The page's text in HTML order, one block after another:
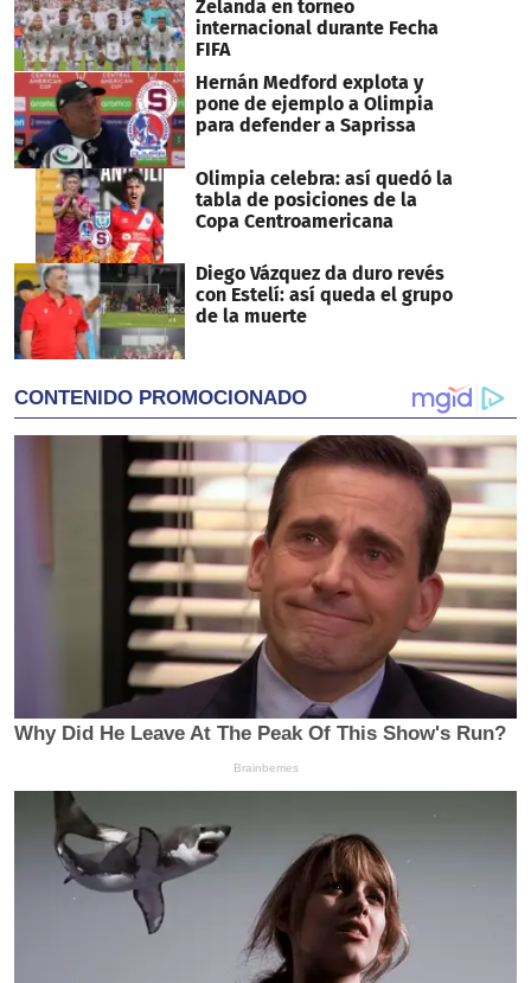
Zelanda en torneo
internacional durante Fecha
FIFA
Hernán Medford explota y
pone de ejemplo a Olimpia
para defender a Saprissa
Olimpia celebra: así quedó la
tabla de posiciones de la
Copa Centroamericana
Diego Vázquez da duro revés
con Estelí: así queda el grupo
de la muerte